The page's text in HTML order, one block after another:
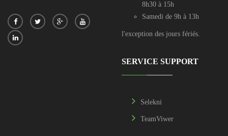
8h30 à 15h
Samedi de 9h à 13h
l'exception des jours fériés.
SERVICE SUPPORT
Selekni
TeamViwer